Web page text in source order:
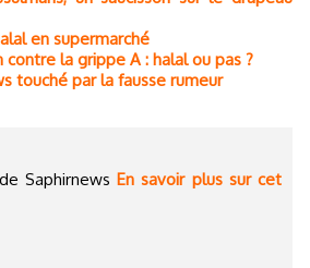
en supermarché
contre la grippe A : halal ou pas ?
touché par la fausse rumeur
Saphirnews En savoir plus sur cet